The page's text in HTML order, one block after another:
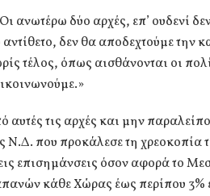
ανωτέρω δύο αρχές, επ’ ουδενί
δεν θα αποδεχτούμε την
τέλος, όπως αισθάνονται οι
αυτές τις αρχές και μην
Ν.Δ. που προκάλεσε τη
επισημάνσεις όσον αφορά το
κάθε Χώρας έως περίπου 3%